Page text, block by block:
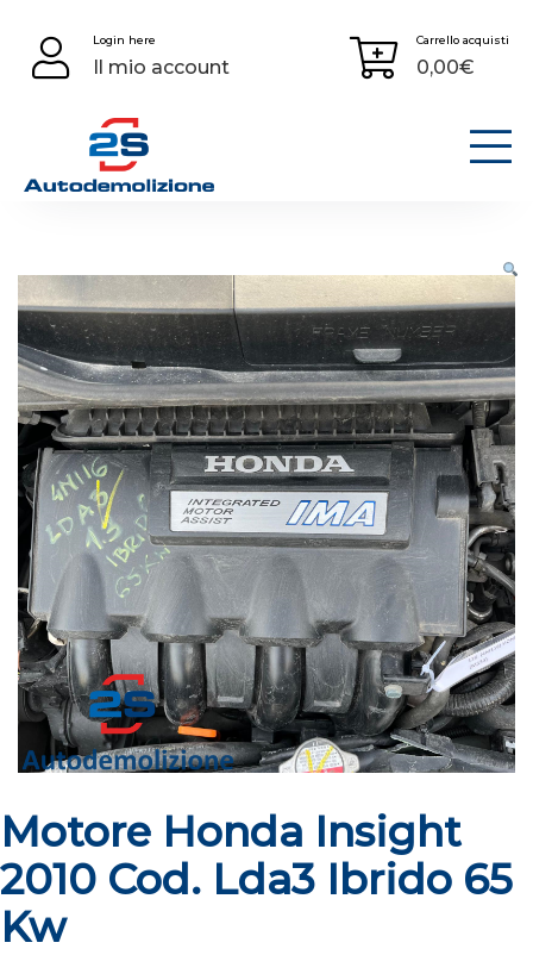
content
Login here
Il mio account
Carrello acquisti
0,00€
Motore Honda Insight
2010 Cod. Lda3 Ibrido 65
Kw